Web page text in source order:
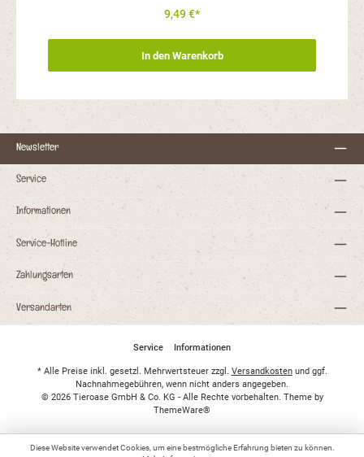
direkt in Energie umgesetzt und nicht als Fettdepots gespeichert
werden, sodass das Kokosöl einen positiven Effekt auf den
Wurmprophylaxe und bei Wurmbefall empfohlen.Viele Tierbesitzer
wenden das Kokosöl auch äußerlich an. Der Laurinsäure im
Fell wird seidig glänzend und lässt sich angenehm leicht
Inhalt: 200mlZusammensetzung / Inhaltsstoffe /
Energiewert:Zusammensetzung: 100% reines Kokosöl aus
kontrolliert biologischem AnbauInhaltsstoffe: 0,0% Kohlenhydrate,
Körpergewicht (max. 12g)Katze: 1gCanina® BIO-KOKOSÖL kann
im festen oder flüssigen Zustand dem üblichen Futter zugesetzt
werden. Es geht bei über 20°C vom festen in den flüssigen
Zustand über und schmilzt.Bei äußerlicher Anwendung:Für die
geschmeidige Konsistenz wird Canina® BIO-KOKOSÖL in der
Hand zerrieben und anschließend in die Haut und das Haarkleid
einmassiert. Je nach Größe des Tieres wird eine erbsengroße
(Katze) bis pflaumengroße Menge Kokosöl (großer Hund)
mehrmals pro Woche angewandt. Das Haarkleid des Tieres sollte
9,49 €*
In den Warenkorb
Newsletter
Service
Informationen
Service-Hotline
Zahlungsarten
Versandarten
Service Informationen
* Alle Preise inkl. gesetzl. Mehrwertsteuer zzgl. Versandkostenund ggf.
Nachnahmegebühren, wenn nicht anders angegeben.
© 2026 Tieroase GmbH & Co. KG - Alle Rechte vorbehalten. Theme by
ThemeWare®
Diese Website verwendet Cookies, um eine bestmögliche Erfahrung bieten zu können.